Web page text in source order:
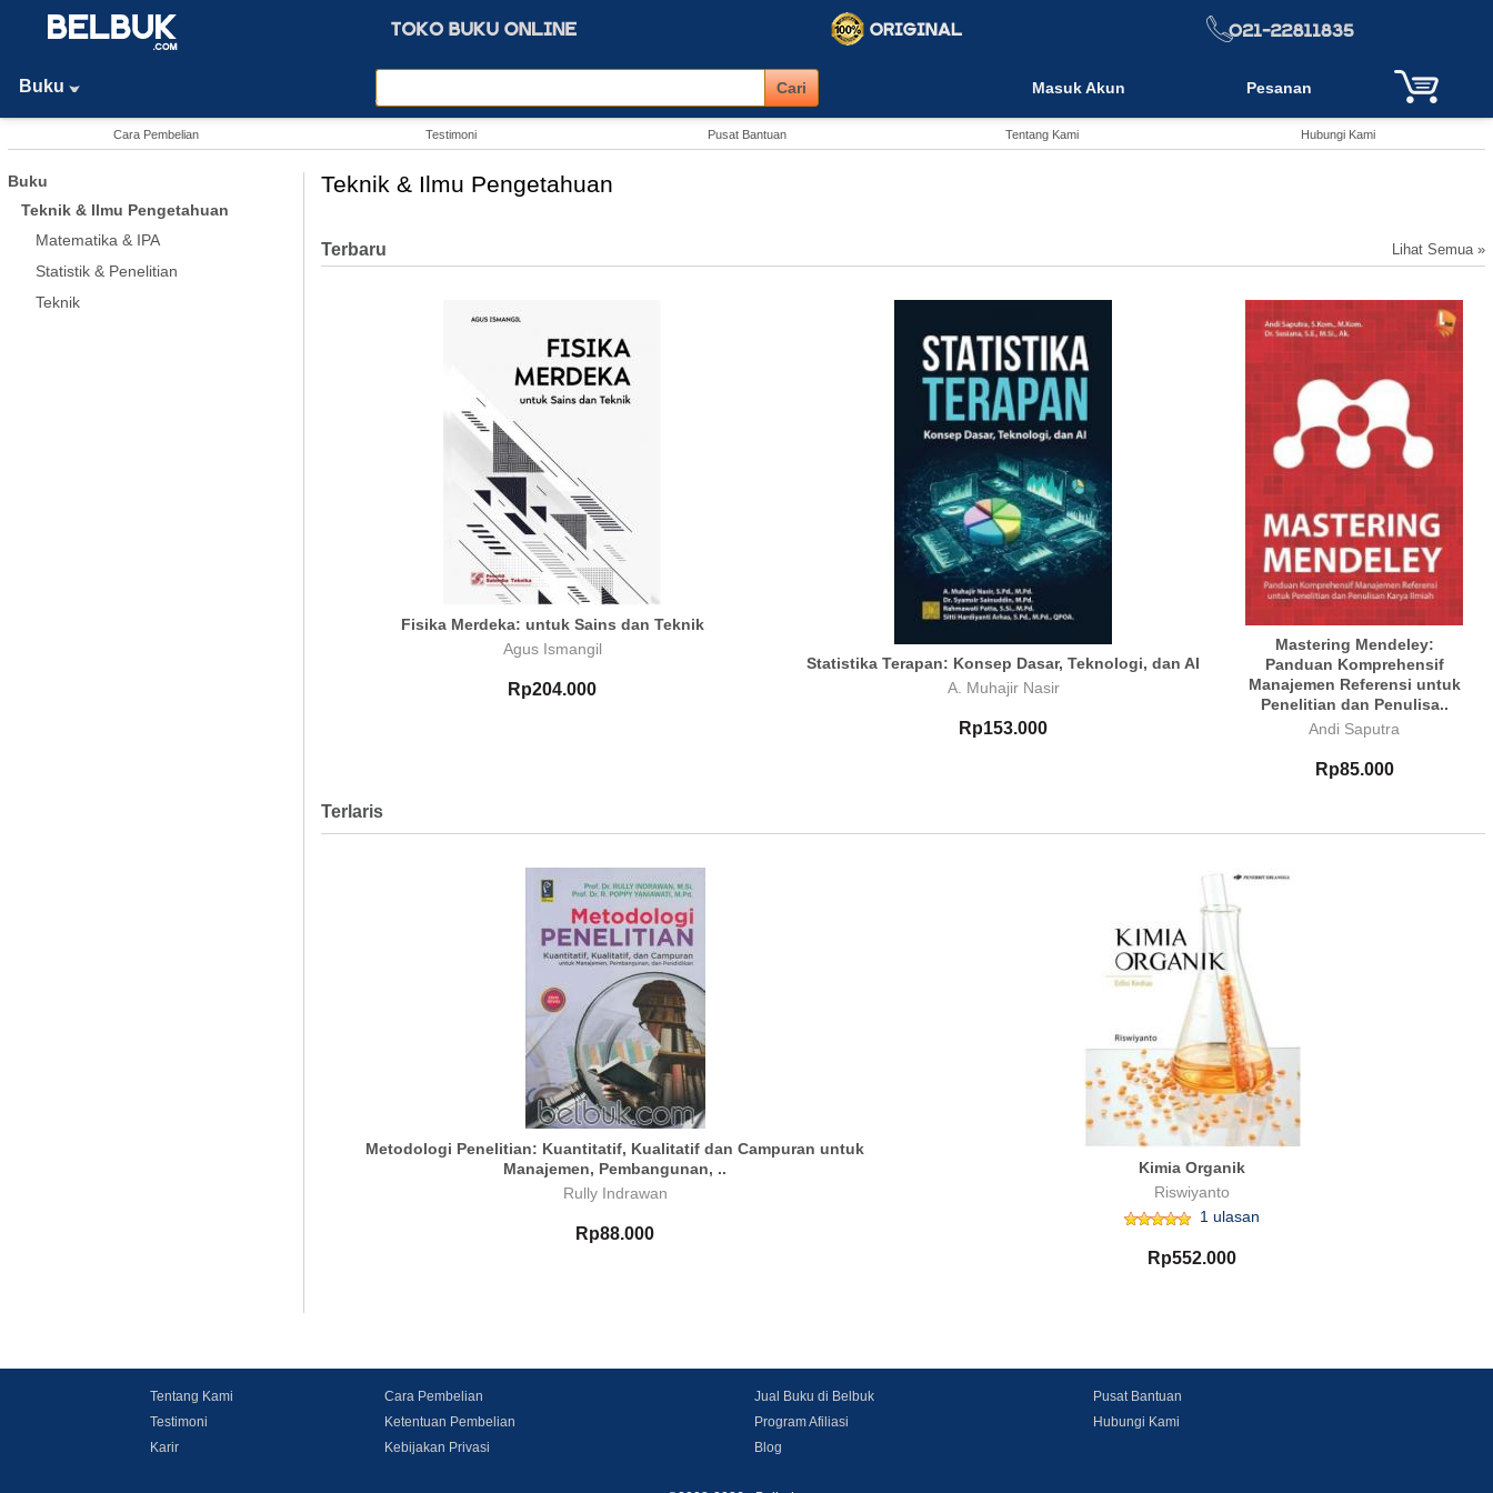
Buku Masuk Akun Pesanan
Cara Pembelian Testimoni Pusat Bantuan Tentang Kami Hubungi Kami
Buku
Teknik & Ilmu Pengetahuan
Matematika & IPA
Statistik & Penelitian
Teknik
Teknik & Ilmu Pengetahuan
Terbaru Lihat Semua »
Fisika Merdeka: untuk Sains dan Teknik
Agus Ismangil
Rp204.000
Statistika Terapan: Konsep Dasar, Teknologi, dan AI
A. Muhajir Nasir
Rp153.000
Mastering Mendeley:
Panduan Komprehensif
Manajemen Referensi untuk
Penelitian dan Penulisa..
Andi Saputra
Rp85.000
Terlaris
Metodologi Penelitian: Kuantitatif, Kualitatif dan Campuran untuk
Manajemen, Pembangunan, ..
Rully Indrawan
Rp88.000
Kimia Organik
Riswiyanto
1 ulasan
Rp552.000
Tentang Kami
Testimoni
Karir
Cara Pembelian
Ketentuan Pembelian
Kebijakan Privasi
Jual Buku di Belbuk
Program Afiliasi
Blog
Pusat Bantuan
Hubungi Kami